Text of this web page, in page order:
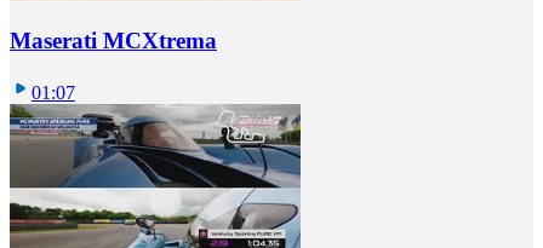
Maserati MCXtrema
01:07